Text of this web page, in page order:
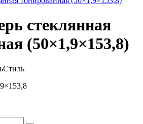
стеклянная
(50×1,9×153,8)